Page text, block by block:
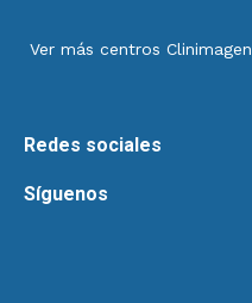
Ver más centros Clinimagen
Redes sociales
Síguenos